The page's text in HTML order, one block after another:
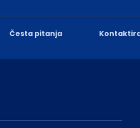
Česta pitanja